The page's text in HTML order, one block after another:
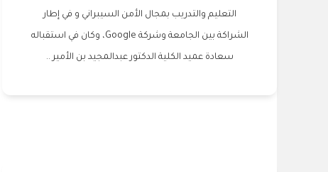
التعليم والتدريب بمجال الأمن السيبراني و في إطار
الشراكة بين الجامعة وشركة Google، وكان في استقباله
سعادة عميد الكلية الدكتور عبدالمجيد بن الأمير ..